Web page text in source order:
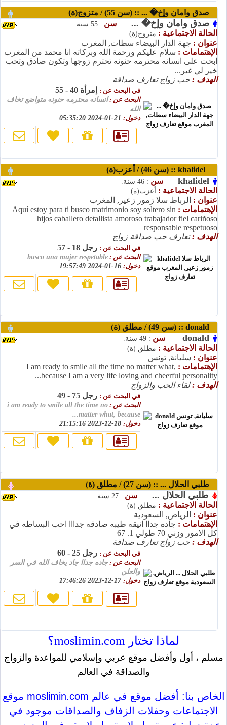
صدق وامان وإخ� ... :: (سن 55) / متزوج(ة)
صدق وامان وإخ� ... سن : 55 سنة.
الحالة الاجتماعية : متزوج(ة)
عنوان : جهة الدار البيضاء سطات, المغرب
الإهتمامات : سلام عليكم ورحمة الله وبركاته انا محمد من المغرب
ابحت على انسانه محترمه حنونه تحترم زوجها وتكون صادق وتحب
خير لي غير...
الهدف : حب زواج تعارف صداقة
في البحث عن : إمرأة 40 - 55
البحث عن :انسانه محترمه حنونه متواضع تخاف
الله
دخول:
khalidel سن : 46 سنة.
الحالة الاجتماعية : أعزب(ة)
عنوان : الرباط سلا زمور زعير, المغرب
الإهتمامات : Aquí estoy para ti busco matrimonio soy soltero sin
hijos caballero detallista amoroso trabajador fiel cariñoso
responsable respetuoso
الهدف :تعارف حب صداقة زواج
في البحث عن : رجل 18 - 57
البحث عن : busco una mujer respetable
دخول:
donald سن : 49 سنة.
الحالة الاجتماعية : مطلق (ة)
عنوان : سليانة, تونس
الإهتمامات : I am ready to smile all the time no matter what,
because I am a very life loving and cheerful personality...
الهدف :لقاء الحب والزواج
في البحث عن : رجل 75 - 49
البحث عن : i am ready to smile all the time no
matter what, because...
دخول:
طلبي الحلال ... :: (سن 27) / مطلق (ة)
طلبي الحلال ... سن : 27 سنة.
الحالة الاجتماعية : مطلق (ة)
عنوان : الرياض, السعودية
الإهتمامات : جاده جداا انيقه طيبه صادقه جدااا احب البساطه في
كل الامور وزني 70 طولي 1. 67
الهدف : حب زواج تعارف صداقة
في البحث عن : رجل 25 - 60
البحث عن : جاده جداا جاد يخاف الله في السر
والعلن
دخول: 17-12-2023 17:46:26
لماذا تختار moslimin.com؟
مسلم ، أول وأفضل موقع عربي وإسلامي للمواعدة والزواج
والصداقة في العالم
موقع moslimin.com الخاص بنا: أفضل موقع في عالم
الاجتماعات وحفلات الزفاف والصداقات موجود في